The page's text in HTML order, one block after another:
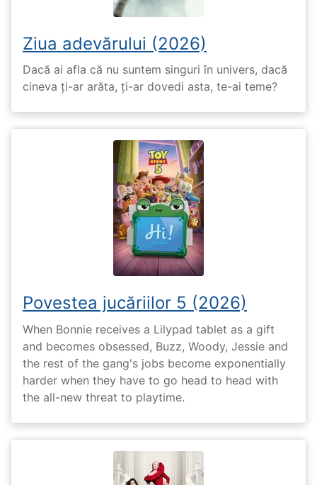
Ziua adevărului (2026)
Dacă ai afla că nu suntem singuri în univers, dacă
cineva ți-ar arăta, ți-ar dovedi asta, te-ai teme?
Povestea jucăriilor 5 (2026)
When Bonnie receives a Lilypad tablet as a gift
and becomes obsessed, Buzz, Woody, Jessie and
the rest of the gang's jobs become exponentially
harder when they have to go head to head with
the all-new threat to playtime.